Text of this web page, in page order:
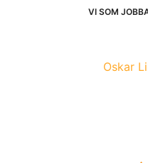
VI SOM
Oskar